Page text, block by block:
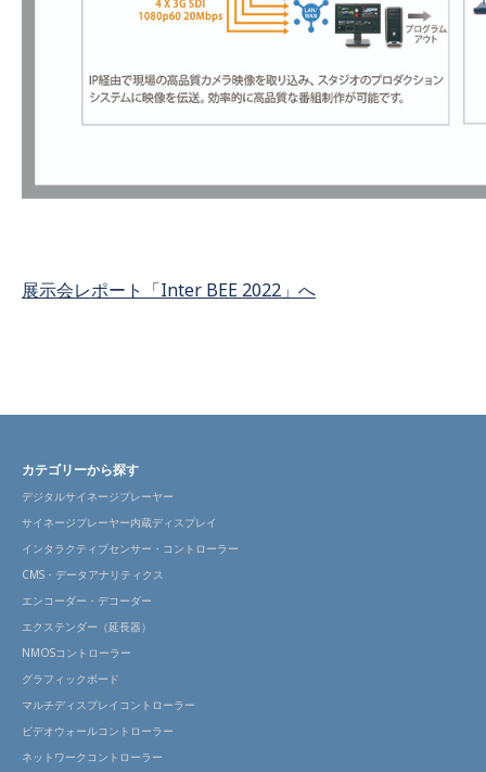
展示会レポート「Inter BEE 2022」へ
カテゴリーから探す
デジタルサイネージプレーヤー
サイネージプレーヤー内蔵ディスプレイ
インタラクティブセンサー・コントローラー
CMS・データアナリティクス
エンコーダー・デコーダー
エクステンダー（延長器）
NMOSコントローラー
グラフィックボード
マルチディスプレイコントローラー
ビデオウォールコントローラー
ネットワークコントローラー